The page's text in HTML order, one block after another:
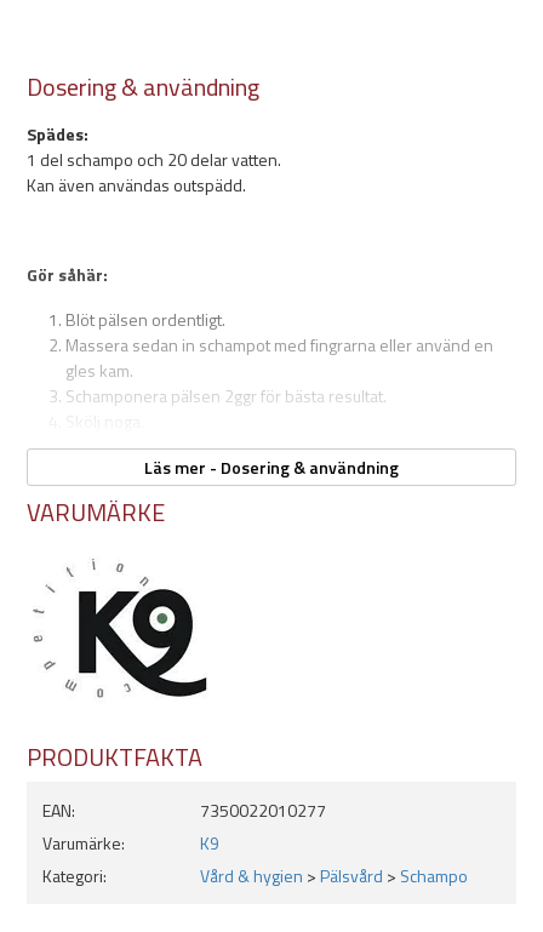
Dosering & användning
Spädes:
1 del schampo och 20 delar vatten.
Kan även användas outspädd.
Gör såhär:
Blöt pälsen ordentligt.
Massera sedan in schampot med fingrarna eller använd en
gles kam.
Schamponera pälsen 2ggr för bästa resultat.
Använd gärna ett balsam för bästa resultat.
Torka hunden ordentligt och håll den borta från drag och kyla
så länge pälsen är våt.
Skölj med varmare vatten på fetare pälsar och svalare på torra.
Läs mer - Dosering & användning
VARUMÄRKE
PRODUKTFAKTA
EAN:
7350022010277
Varumärke:
K9
Kategori:
Vård & hygien >Pälsvård > Schampo